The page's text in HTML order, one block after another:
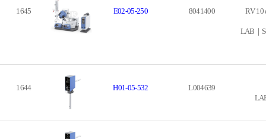
1645 E02-05-250 8041400 RV 10
LAB｜
1644 H01-05-532
L004639